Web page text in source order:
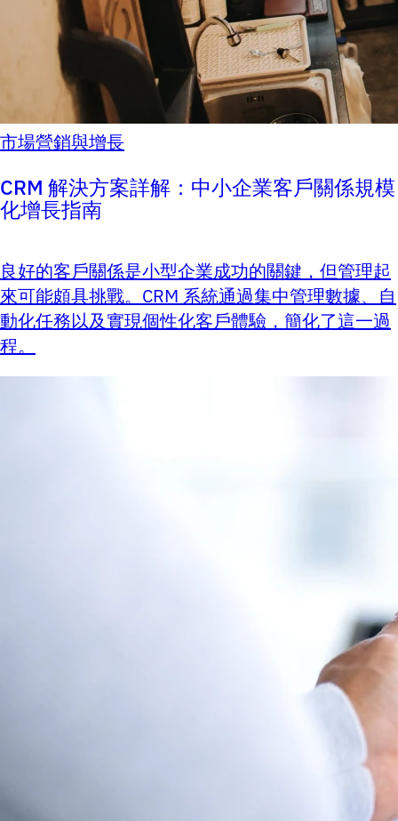
市場營銷與增長
CRM 解決方案詳解：中小企業客戶關係規模
化增長指南
良好的客戶關係是小型企業成功的關鍵，但管理起
來可能頗具挑戰。CRM 系統通過集中管理數據、自
動化任務以及實現個性化客戶體驗，簡化了這一過
程。